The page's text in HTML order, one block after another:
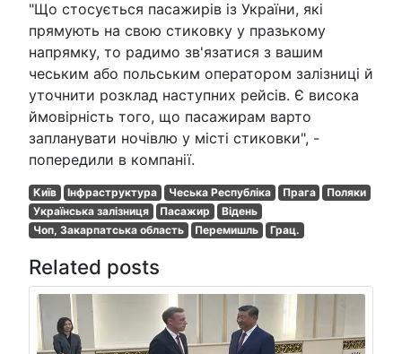
"Що стосується пасажирів із України, які
прямують на свою стиковку у празькому
напрямку, то радимо зв'язатися з вашим
чеським або польським оператором залізниці й
уточнити розклад наступних рейсів. Є висока
ймовірність того, що пасажирам варто
запланувати ночівлю у місті стиковки", -
попередили в компанії.
Київ Інфраструктура Чеська Республіка Прага
Поляки
Українська залізниця
Пасажир
Відень
Чоп, Закарпатська область
Перемишль Грац.
Related posts